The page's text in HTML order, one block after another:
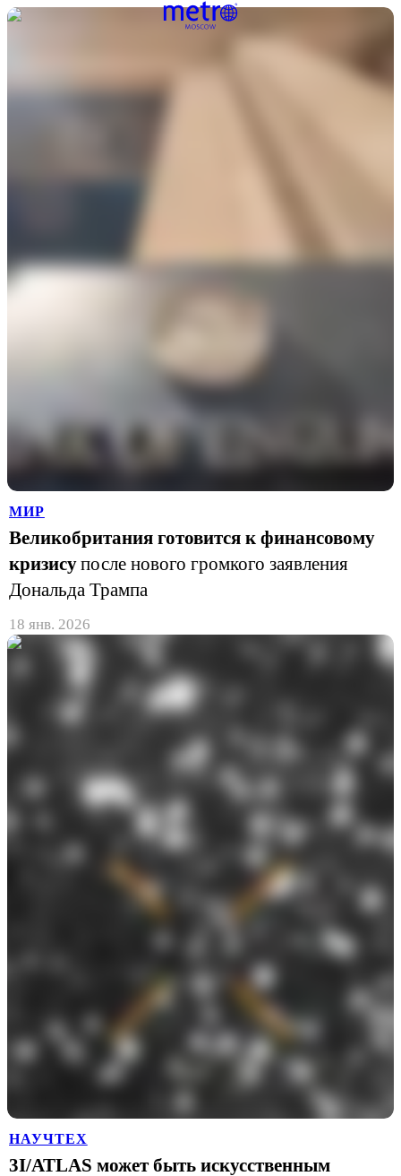
МИР
Великобритания готовится к финансовому
кризисупосле нового громкого заявления
Дональда Трампа
18 янв. 2026
НАУЧТЕХ
3I/ATLAS может быть искусственным